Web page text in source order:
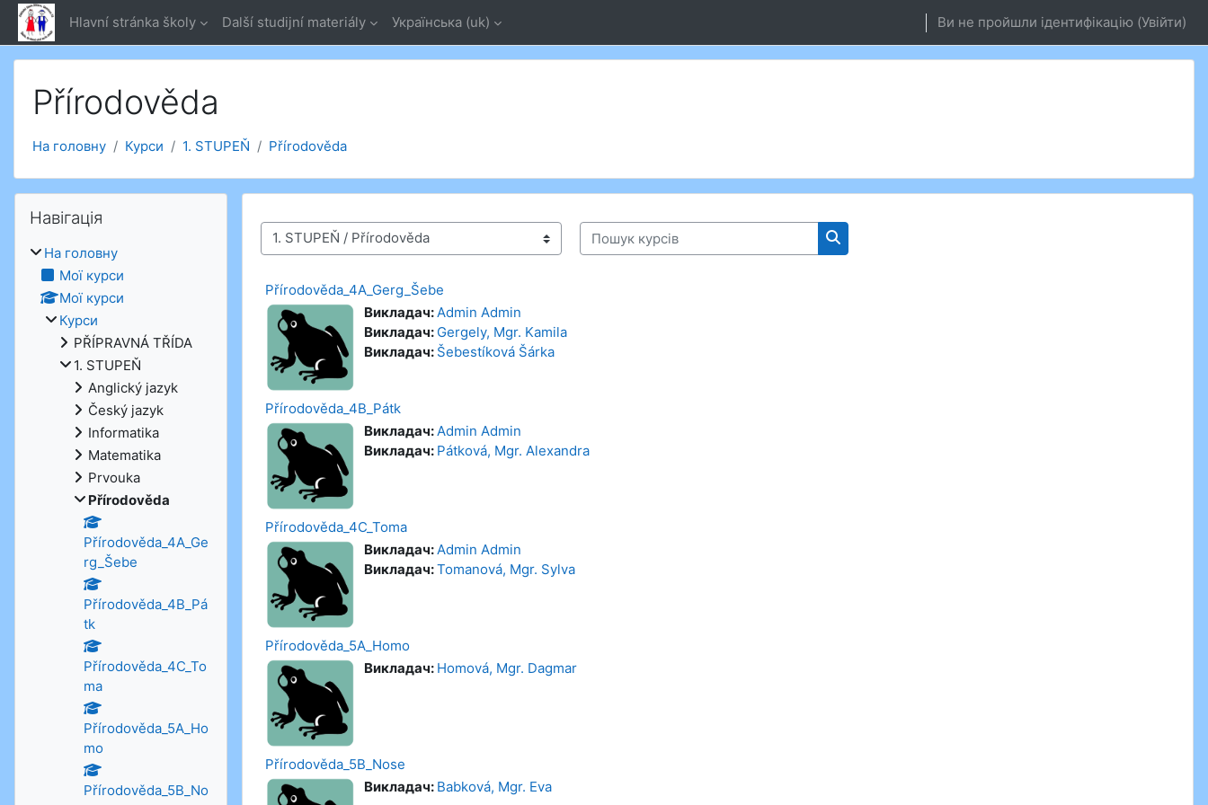
Перейти до головного вмісту
Hlavní stránka školy Další studijní materiály Українська ‎(uk)‎ Ви не пройшли ідентифікацію (Увійти)
Přírodověda
На головну Курси 1. STUPEŇ Přírodověda
Категорії курсів
Пошук курсів
Пошук курсів
Přírodověda_4A_Gerg_Šebe
Викладач: Admin Admin
Викладач: Gergely, Mgr. Kamila
Викладач: Šebestíková Šárka
Přírodověda_4B_Pátk
Викладач: Admin Admin
Викладач: Pátková, Mgr. Alexandra
Přírodověda_4C_Toma
Викладач:Admin Admin
Викладач:Tomanová, Mgr. Sylva
Přírodověda_5A_Homo
Викладач: Homová, Mgr. Dagmar
Přírodověda_5B_Nose
Викладач: Babková, Mgr. Eva
Навігація
На головну
Мої курси
Мої курси
Курси
PŘÍPRAVNÁ TŘÍDA
1. STUPEŇ
Anglický jazyk
Český jazyk
Informatika
Matematika
Prvouka
Přírodověda
Přírodověda_4A_Ge
rg_Šebe
Přírodověda_4B_Pá
tk
Přírodověda_4C_To
ma
Přírodověda_5A_Ho
mo
Přírodověda_5B_No